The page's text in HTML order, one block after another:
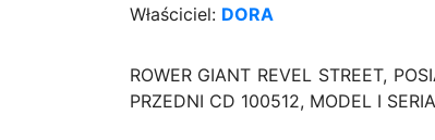
Właściciel: DORA
ROWER GIANT REVEL STREET,
PRZEDNI CD 100512, MODEL I